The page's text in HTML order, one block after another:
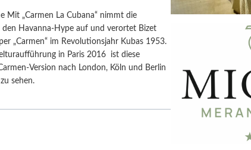
Mit „Carmen La Cubana“ nimmt die
Havanna-Hype auf und verortet Bizet
„Carmen“ im Revolutionsjahr Kubas 1953.
in Paris 2016 ist diese
Version nach London, Köln und Berlin
sehen.